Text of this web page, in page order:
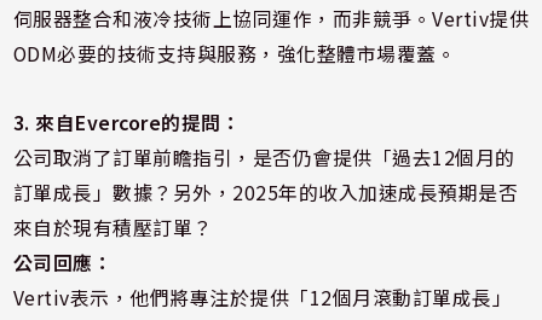
伺服器整合和液冷技術上協同運作，而非競爭。Vertiv提供
ODM必要的技術支持與服務，強化整體市場覆蓋。
3. 來自Evercore的提問：
公司取消了訂單前瞻指引，是否仍會提供「過去12個月的
訂單成長」數據？另外，2025年的收入加速成長預期是否
來自於現有積壓訂單？
公司回應：
Vertiv表示，他們將專注於提供「12個月滾動訂單成長」